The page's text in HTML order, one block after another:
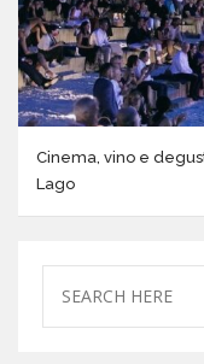
Cinema, vino e
Lago